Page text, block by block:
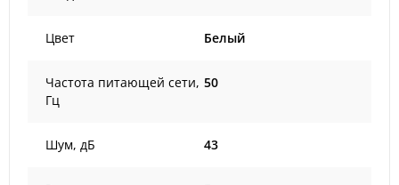
Цвет Белый
Частота питающей сети,
Гц
50
Шум, дБ 43